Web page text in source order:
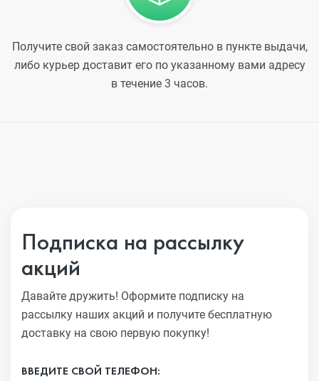
Получите свой заказ самостоятельно в пункте выдачи,
либо курьер доставит его по указанному вами адресу
в течение 3 часов.
Подписка на рассылку
акций
Давайте дружить! Оформите подписку на
рассылку наших акций и получите бесплатную
доставку на свою первую покупку!
ВВЕДИТЕ СВОЙ ТЕЛЕФОН: